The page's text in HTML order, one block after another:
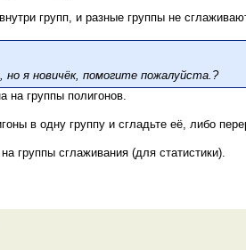
групп, и разные группы не
я новичёк, помогите пожалуйста.?
на группы полигонов.
в одну группу и сгладьте её, либо
группы сглаживания (для статистики).